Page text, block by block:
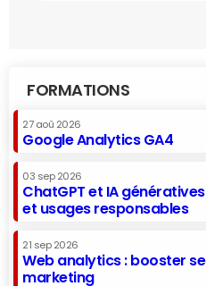
FORMATIONS
27 aoû 2026
Google Analytics GA4
03 sep 2026
ChatGPT et IA
et usages responsables
21 sep 2026
Web analytics : booster
marketing